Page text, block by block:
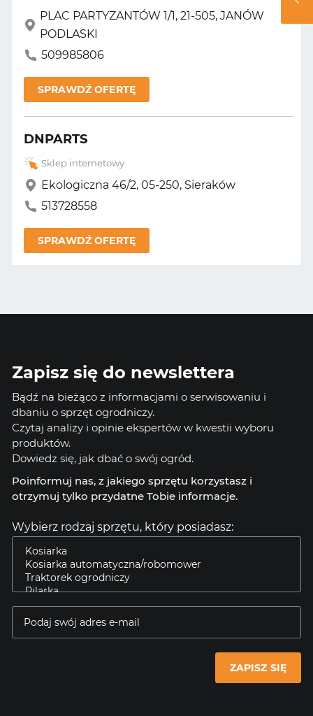
PLAC PARTYZANTÓW 1/1, 21-505, JANÓW
PODLASKI
509985806
SPRAWDŹ OFERTĘ
DNPARTS
Sklep internetowy
Ekologiczna 46/2, 05-250, Sieraków
513728558
SPRAWDŹ OFERTĘ
Zapisz się do newslettera
Bądź na bieżąco z informacjami o serwisowaniu i
dbaniu o sprzęt ogrodniczy.
Czytaj analizy i opinie ekspertów w kwestii wyboru
produktów.
Dowiedz się, jak dbać o swój ogród.
Poinformuj nas, z jakiego sprzętu korzystasz i
otrzymuj tylko przydatne Tobie informacje.
Wybierz rodzaj sprzętu, który posiadasz:
ZAPISZ SIĘ